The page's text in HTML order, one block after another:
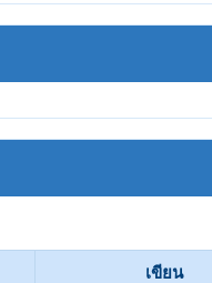
เขียน